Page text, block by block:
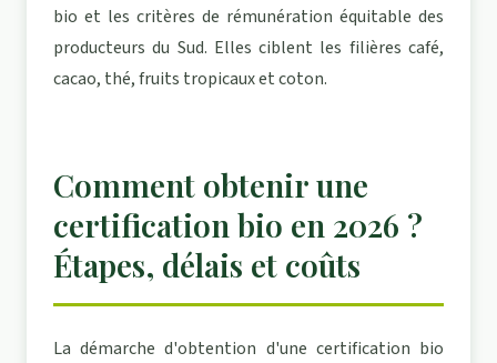
bio et les critères de rémunération équitable des
producteurs du Sud. Elles ciblent les filières café,
cacao, thé, fruits tropicaux et coton.
Comment obtenir une
certification bio en 2026 ?
Étapes, délais et coûts
La démarche d'obtention d'une certification bio